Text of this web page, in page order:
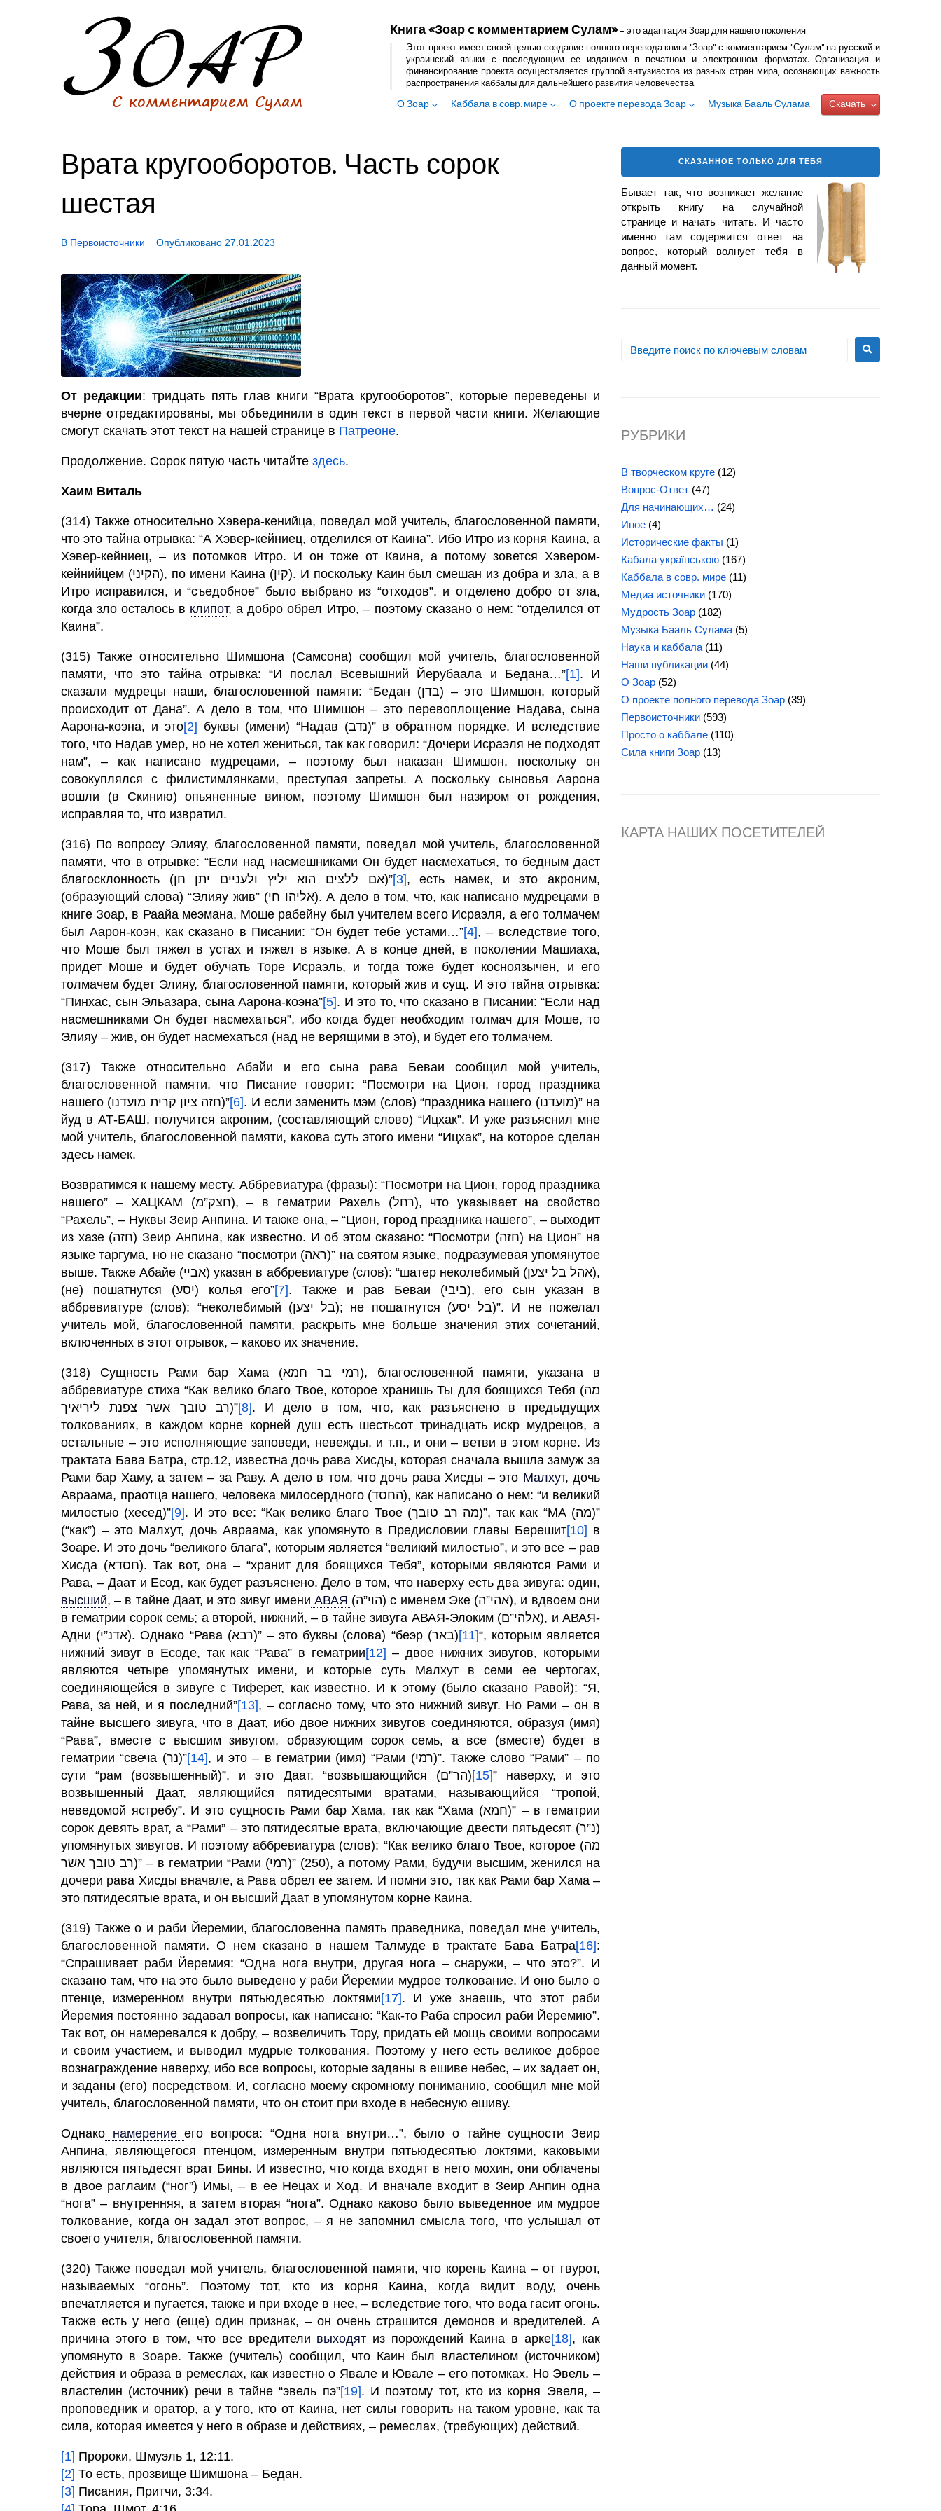
Книга «Зоар c комментарием Сулам»– это адаптация Зоар для нашего поколения.
Этот проект имеет своей целью создание полного перевода книги "Зоар" с комментарием "Сулам" на русский и
украинский языки с последующим ее изданием в печатном и электронном форматах. Организация и
финансирование проекта осуществляется группой энтузиастов из разных стран мира, осознающих важность
распространения каббалы для дальнейшего развития человечества
О Зоар Каббала в совр. мире О проекте перевода Зоар Музыка Бааль Сулама Скачать
Врата кругооборотов. Часть сорок
шестая
В Первоисточники Опубликовано 27.01.2023
От редакции: тридцать пять глав книги “Врата кругооборотов”, которые переведены и
вчерне отредактированы, мы объединили в один текст в первой части книги. Желающие
смогут скачать этот текст на нашей странице в Патреоне.
Продолжение. Сорок пятую часть читайте здесь.
Хаим Виталь
(314) Также относительно Хэвера-кенийца, поведал мой учитель, благословенной памяти,
что это тайна отрывка: “А Хэвер-кейниец, отделился от Каина”. Ибо Итро из корня Каина, а
Хэвер-кейниец, – из потомков Итро. И он тоже от Каина, а потому зовется Хэвером-
кейнийцем (הקיני), по имени Каина (קין). И поскольку Каин был смешан из добра и зла, а в
Итро исправился, и “съедобное” было выбрано из “отходов”, и отделено добро от зла,
когда зло осталось в клипот, а добро обрел Итро, – поэтому сказано о нем: “отделился от
Каина”.
(315) Также относительно Шимшона (Самсона) сообщил мой учитель, благословенной
памяти, что это тайна отрывка: “И послал Всевышний Йерубаала и Бедана…”[1]. И
сказали мудрецы наши, благословенной памяти: “Бедан (בדן) – это Шимшон, который
происходит от Дана”. А дело в том, что Шимшон – это перевоплощение Надава, сына
Аарона-коэна, и это[2] буквы (имени) “Надав (נדב)” в обратном порядке. И вследствие
того, что Надав умер, но не хотел жениться, так как говорил: “Дочери Исраэля не подходят
нам”, – как написано мудрецами, – поэтому был наказан Шимшон, поскольку он
совокуплялся с филистимлянками, преступая запреты. А поскольку сыновья Аарона
вошли (в Скинию) опьяненные вином, поэтому Шимшон был назиром от рождения,
исправляя то, что извратил.
(316) По вопросу Элияу, благословенной памяти, поведал мой учитель, благословенной
памяти, что в отрывке: “Если над насмешниками Он будет насмехаться, то бедным даст
благосклонность (אם ללצים הוא יליץ ולעניים יתן חן)”
[3], есть намек, и это акроним,
(образующий слова) “Элияу жив” (אליהו חי). А дело в том, что, как написано мудрецами в
книге Зоар, в Раайа меэмана, Моше рабейну был учителем всего Исраэля, а его толмачем
был Аарон-коэн, как сказано в Писании: “Он будет тебе устами…”[4], – вследствие того,
что Моше был тяжел в устах и тяжел в языке. А в конце дней, в поколении Машиаха,
придет Моше и будет обучать Торе Исраэль, и тогда тоже будет косноязычен, и его
толмачем будет Элияу, благословенной памяти, который жив и сущ. И это тайна отрывка:
“Пинхас, сын Эльазара, сына Аарона-коэна”[5]. И это то, что сказано в Писании: “Если над
насмешниками Он будет насмехаться”, ибо когда будет необходим толмач для Моше, то
Элияу – жив, он будет насмехаться (над не верящими в это), и будет его толмачем.
(317) Также относительно Абайи и его сына рава Беваи сообщил мой учитель,
благословенной памяти, что Писание говорит: “Посмотри на Цион, город праздника
нашего (חזה ציון קרית מועדנו)”
[6]. И если заменить мэм (слов) “праздника нашего (מועדנו)” на
йуд в АТ-БАШ, получится акроним, (составляющий слово) “Ицхак”. И уже разъяснил мне
мой учитель, благословенной памяти, какова суть этого имени “Ицхак”, на которое сделан
здесь намек.
Возвратимся к нашему месту. Аббревиатура (фразы): “Посмотри на Цион, город праздника
нашего” – ХАЦКАМ (חצק”מ), – в гематрии Рахель (רחל), что указывает на свойство
“Рахель”, – Нуквы Зеир Анпина. И также она, – “Цион, город праздника нашего”, – выходит
из хазе (חזה) Зеир Анпина, как известно. И об этом сказано: “Посмотри (חזה) на Цион” на
языке таргума, но не сказано “посмотри (ראה)” на святом языке, подразумевая упомянутое
выше. Также Абайе (אביי) указан в аббревиатуре (слов): “шатер неколебимый (אהל בל יצען),
(не) пошатнутся (יסע) колья его”[7]. Также и рав Беваи (ביבי), его сын указан в
аббревиатуре (слов): “неколебимый (בל יצען); не пошатнутся (בל יסע)”. И не пожелал
учитель мой, благословенной памяти, раскрыть мне больше значения этих сочетаний,
включенных в этот отрывок, – каково их значение.
(318) Сущность Рами бар Хама (רמי בר חמא), благословенной памяти, указана в
аббревиатуре стиха “Как велико благо Твое, которое хранишь Ты для боящихся Тебя (מה
רב טובך אשר צפנת ליריאיך)”
[8]. И дело в том, что, как разъяснено в предыдущих
толкованиях, в каждом корне корней душ есть шестьсот тринадцать искр мудрецов, а
остальные – это исполняющие заповеди, невежды, и т.п., и они – ветви в этом корне. Из
трактата Бава Батра, стр.12, известна дочь рава Хисды, которая сначала вышла замуж за
Рами бар Хаму, а затем – за Раву. А дело в том, что дочь рава Хисды – это Малхут, дочь
Авраама, праотца нашего, человека милосердного (החסד), как написано о нем: “и великий
милостью (хесед)”[9]. И это все: “Как велико благо Твое (מה רב טובך)”, так как “МА (מה)”
(“как”) – это Малхут, дочь Авраама, как упомянуто в Предисловии главы Берешит[10] в
Зоаре. И это дочь “великого блага”, которым является “великий милостью”, и это все – рав
Хисда (חסדא). Так вот, она – “хранит для боящихся Тебя”, которыми являются Рами и
Рава, – Даат и Есод, как будет разъяснено. Дело в том, что наверху есть два зивуга: один,
высший, – в тайне Даат, и это зивуг имени АВАЯ (הוי”ה) с именем Эке (אהי”ה), и вдвоем они
в гематрии сорок семь; а второй, нижний, – в тайне зивуга АВАЯ-Элоким (אלהי”ם), и АВАЯ-
Адни (אדנ”י). Однако “Рава (רבא)” – это буквы (слова) “беэр (באר)
[11]“, которым является
нижний зивуг в Есоде, так как “Рава” в гематрии[12] – двое нижних зивугов, которыми
являются четыре упомянутых имени, и которые суть Малхут в семи ее чертогах,
соединяющейся в зивуге с Тиферет, как известно. И к этому (было сказано Равой): “Я,
Рава, за ней, и я последний”[13], – согласно тому, что это нижний зивуг. Но Рами – он в
тайне высшего зивуга, что в Даат, ибо двое нижних зивугов соединяются, образуя (имя)
“Рава”, вместе с высшим зивугом, образующим сорок семь, а все (вместе) будет в
гематрии “свеча (נר)”
[14], и это – в гематрии (имя) “Рами (רמי)”. Также слово “Рами” – по
сути “рам (возвышенный)”, и это Даат, “возвышающийся (הר”ם)
[15]” наверху, и это
возвышенный Даат, являющийся пятидесятыми вратами, называющийся “тропой,
неведомой ястребу”. И это сущность Рами бар Хама, так как “Хама (חמא)” – в гематрии
сорок девять врат, а “Рами” – это пятидесятые врата, включающие двести пятьдесят (נ”ר)
упомянутых зивугов. И поэтому аббревиатура (слов): “Как велико благо Твое, которое (מה
רב טובך אשר)” – в гематрии “Рами (רמי)” (250), а потому Рами, будучи высшим, женился на
дочери рава Хисды вначале, а Рава обрел ее затем. И помни это, так как Рами бар Хама –
это пятидесятые врата, и он высший Даат в упомянутом корне Каина.
(319) Также о и раби Йеремии, благословенна память праведника, поведал мне учитель,
благословенной памяти. О нем сказано в нашем Талмуде в трактате Бава Батра[16]:
“Спрашивает раби Йеремия: “Одна нога внутри, другая нога – снаружи, – что это?”. И
сказано там, что на это было выведено у раби Йеремии мудрое толкование. И оно было о
птенце, измеренном внутри пятьюдесятью локтями[17]. И уже знаешь, что этот раби
Йеремия постоянно задавал вопросы, как написано: “Как-то Раба спросил раби Йеремию”.
Так вот, он намеревался к добру, – возвеличить Тору, придать ей мощь своими вопросами
и своим участием, и выводил мудрые толкования. Поэтому у него есть великое доброе
вознаграждение наверху, ибо все вопросы, которые заданы в ешиве небес, – их задает он,
и заданы (его) посредством. И, согласно моему скромному пониманию, сообщил мне мой
учитель, благословенной памяти, что он стоит при входе в небесную ешиву.
Однако намерениеего вопроса: “Одна нога внутри…”, было о тайне сущности Зеир
Анпина, являющегося птенцом, измеренным внутри пятьюдесятью локтями, каковыми
являются пятьдесят врат Бины. И известно, что когда входят в него мохин, они облачены
в двое раглаим (“ног”) Имы, – в ее Нецах и Ход. И вначале входит в Зеир Анпин одна
“нога” – внутренняя, а затем вторая “нога”. Однако каково было выведенное им мудрое
толкование, когда он задал этот вопрос, – я не запомнил смысла того, что услышал от
своего учителя, благословенной памяти.
(320) Также поведал мой учитель, благословенной памяти, что корень Каина – от гвурот,
называемых “огонь”. Поэтому тот, кто из корня Каина, когда видит воду, очень
впечатляется и пугается, также и при входе в нее, – вследствие того, что вода гасит огонь.
Также есть у него (еще) один признак, – он очень страшится демонов и вредителей. А
причина этого в том, что все вредители выходят из порождений Каина в арке[18], как
упомянуто в Зоаре. Также (учитель) сообщил, что Каин был властелином (источником)
действия и образа в ремеслах, как известно о Явале и Ювале – его потомках. Но Эвель –
властелин (источник) речи в тайне “эвель пэ”[19]. И поэтому тот, кто из корня Эвеля, –
проповедник и оратор, а у того, кто от Каина, нет силы говорить на таком уровне, как та
сила, которая имеется у него в образе и действиях, – ремеслах, (требующих) действий.
[1] Пророки, Шмуэль 1, 12:11.
[2] То есть, прозвище Шимшона – Бедан.
[3] Писания, Притчи, 3:34.
СКАЗАННОЕ ТОЛЬКО ДЛЯ ТЕБЯ
Бывает так, что возникает желание
открыть книгу на случайной
странице и начать читать. И часто
именно там содержится ответ на
вопрос, который волнует тебя в
данный момент.
РУБРИКИ
В творческом круге (12)
Вопрос-Ответ (47)
Для начинающих… (24)
Иное (4)
Исторические факты (1)
Кабала українською (167)
Каббала в совр. мире (11)
Медиа источники (170)
Мудрость Зоар (182)
Музыка Бааль Сулама (5)
Наука и каббала (11)
Наши публикации (44)
О Зоар (52)
О проекте полного перевода Зоар (39)
Первоисточники (593)
Просто о каббале (110)
Сила книги Зоар (13)
КАРТА НАШИХ ПОСЕТИТЕЛЕЙ